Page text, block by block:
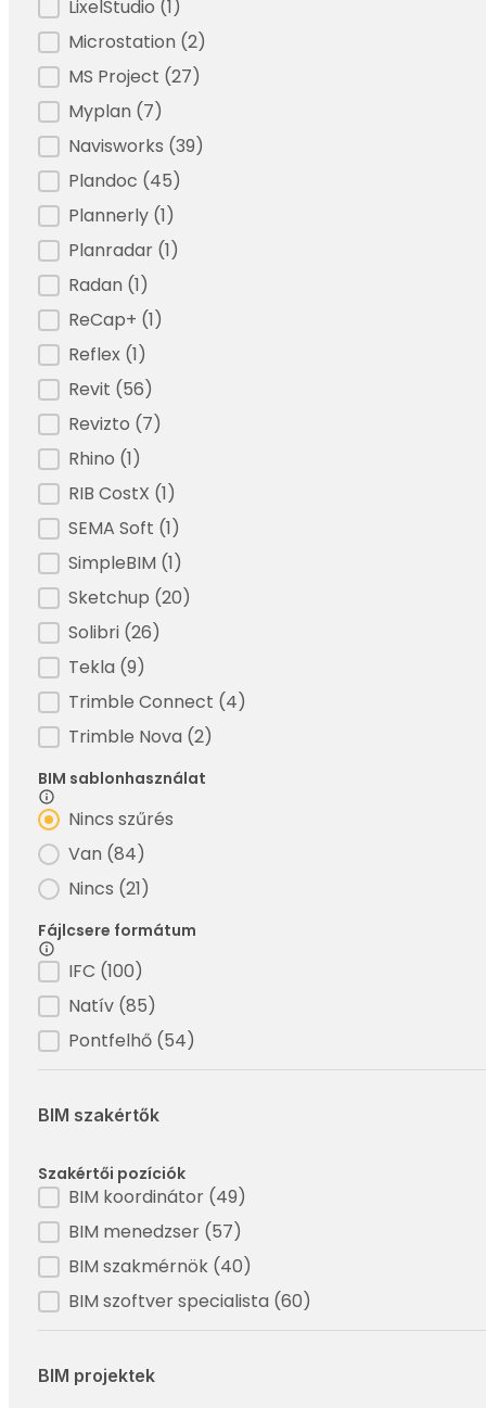
LixelStudio (1)
Microstation (2)
MS Project (27)
Myplan (7)
Navisworks (39)
Plandoc (45)
Plannerly (1)
Planradar (1)
Radan (1)
ReCap+ (1)
Reflex (1)
Revit (56)
Revizto (7)
Rhino (1)
RIB CostX (1)
SEMA Soft (1)
SimpleBIM (1)
Sketchup (20)
Solibri (26)
Tekla (9)
Trimble Connect (4)
Trimble Nova (2)
BIM sablonhasználat
Filter - BIM sablonhasználat
Nincs szűrés
Van (84)
Nincs (21)
Fájlcsere formátum
Filter - Fájlcsere formátum
IFC (100)
Natív (85)
Pontfelhő (54)
BIM szakértők
Szakértői pozíciók
Filter - Szakértő pozíciók
BIM koordinátor (49)
BIM menedzser (57)
BIM szakmérnök (40)
BIM szoftver specialista (60)
BIM projektek